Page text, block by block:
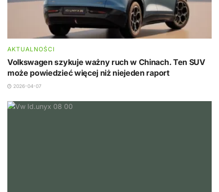
AKTUALNOŚCI
Volkswagen szykuje ważny ruch w Chinach. Ten SUV
może powiedzieć więcej niż niejeden raport
2026-04-07